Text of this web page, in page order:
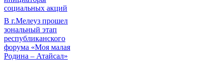
социальных акций
В г.Мелеуз прошел
зональный этап
республиканского
форума «Моя малая
Родина – Атайсал»